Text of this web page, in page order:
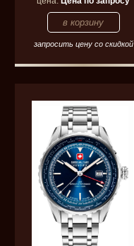
запросить цену со скидкой